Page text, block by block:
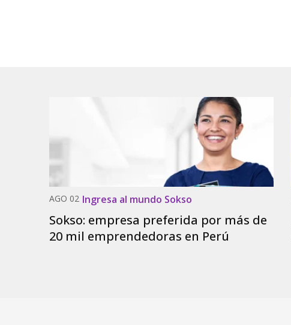
AGO 02 Ingresa al mundo Sokso
Sokso: empresa preferida por más de
20 mil emprendedoras en Perú